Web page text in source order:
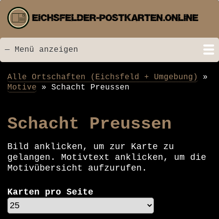
zum
Inhalt
Menü
— Menü anzeigen
Startseite
Neu hinzugefügt
Postkarten
Bildarchiv
Videos
Suche
Kontakt
Links
Spende
Pfadnavigation
Alle Ortschaften (Eichsfeld + Umgebung)
Motive
Schacht Preussen
Schacht Preussen
Bild anklicken, um zur Karte zu
gelangen. Motivtext anklicken, um die
Motivübersicht aufzurufen.
Karten pro Seite